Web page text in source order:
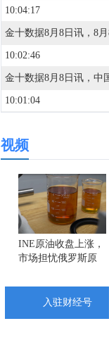
10:04:17
10:02:46
10:01:04
09:59:57
09:52:35
09:35:58
视频
INE原油收盘上涨，
市场担忧俄罗斯原
入驻财经号